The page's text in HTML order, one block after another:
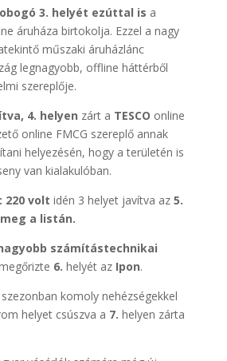
3. helyét ezúttal is a
áruháza birtokolja. Ezzel a nagy
műszaki áruházlánc
legnagyobb, offline háttérből
szereplője.
4. helyen zárt a TESCO online
online FMCG szereplő annak
helyezésén, hogy a területén is
van kialakulóban.
220 volt idén 3 helyet javítva az 5.
a listán.
számítástechnikai
6. helyét az Ipon.
komoly nehézségekkel
helyet csúszva a 7. helyen zárta